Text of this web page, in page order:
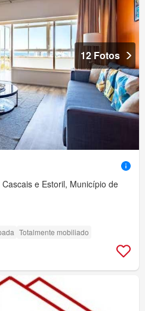
12 Fotos
e Estoril, Município de
Totalmente mobiliado